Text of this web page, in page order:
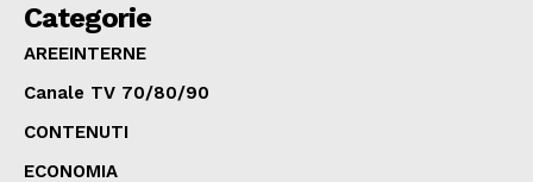
Categorie
AREEINTERNE
Canale TV 70/80/90
CONTENUTI
ECONOMIA